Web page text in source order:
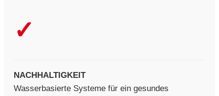
✓
NACHHALTIGKEIT
Wasserbasierte Systeme für ein gesundes